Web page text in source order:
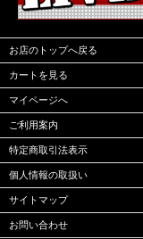
お店のトップへ戻る
カートを見る
マイページへ
ご利用案内
特定商取引法表示
個人情報の取扱い
サイトマップ
お問い合わせ